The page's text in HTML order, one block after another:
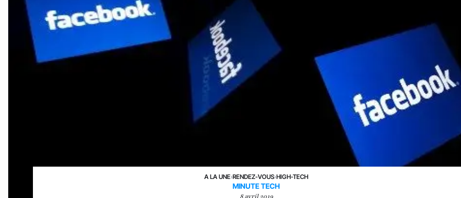
A LA UNE›RENDEZ-VOUS›HIGH-TECH
MINUTE TECH
8 avril 2019